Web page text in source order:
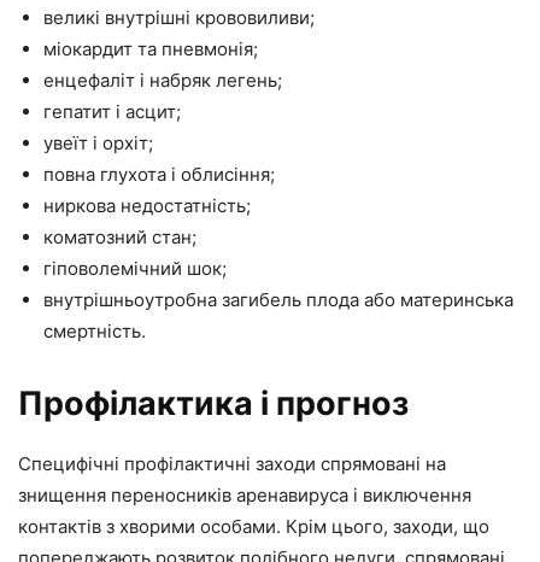
великі внутрішні крововиливи;
міокардит та пневмонія;
енцефаліт і набряк легень;
гепатит і асцит;
увеїт і орхіт;
повна глухота і облисіння;
ниркова недостатність;
коматозний стан;
гіповолемічний шок;
внутрішньоутробна загибель плода або материнська
смертність.
Профілактика і прогноз
Специфічні профілактичні заходи спрямовані на
знищення переносників аренавируса і виключення
контактів з хворими особами. Крім цього, заходи, що